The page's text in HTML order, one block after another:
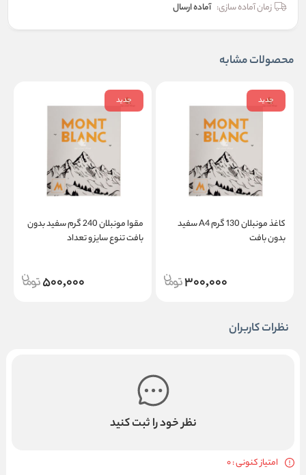
زمان آماده سازی: آماده ارسال
محصولات مشابه
جدید
کاغذ مونبلان 130 گرم A4 سفید
بدون بافت
300,000
جدید
مقوا مونبلان 240 گرم سفید بدون
بافت تنوع سایز و تعداد
500,000
نظرات کاربران
نظر خود را ثبت کنید
امتیاز کنونی : 0